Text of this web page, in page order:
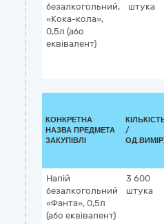
безалкогольний,
«Кока-кола»,
0,5л (або
еквівалент)
штука
КОНКРЕТНА
НАЗВА ПРЕДМЕТА
ЗАКУПІВЛІ
/
Напій
безалкогольний
«Фанта», 0,5л
(або еквівалент)
3 600
штука